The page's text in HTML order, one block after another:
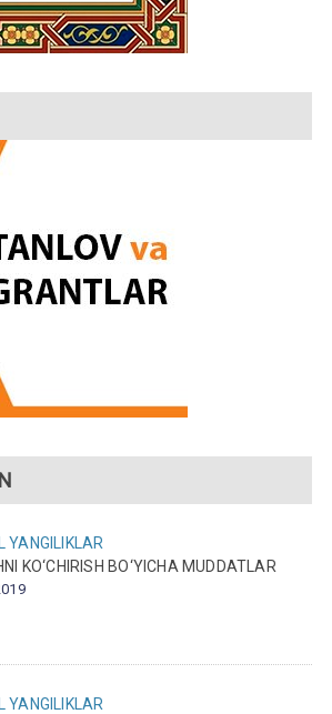
YANGILIKLAR
KO‘CHIRISH BO‘YICHA MUDDATLAR
YANGILIKLAR